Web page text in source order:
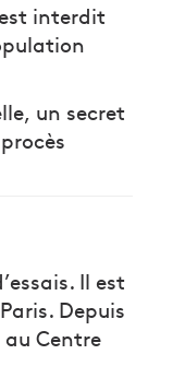
interdit
un secret
Il est
Depuis
au Centre